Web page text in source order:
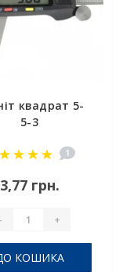
квадрат 5-
5-3
1
3,77 грн.
- +
КОШИКА